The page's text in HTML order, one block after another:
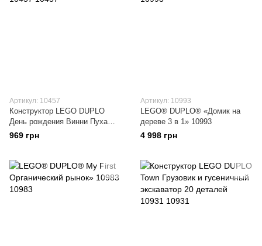
Артикул: 10457
Конструктор LEGO DUPLO
День рождения Винни Пуха
10457
969 грн
Артикул: 10993
LEGO® DUPLO® «Домик на
дереве 3 в 1» 10993
4 998 грн